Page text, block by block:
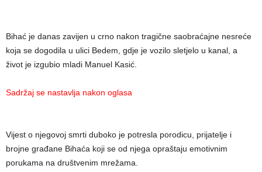
Bihać je danas zavijen u crno nakon tragične saobraćajne nesreće
koja se dogodila u ulici Bedem, gdje je vozilo sletjelo u kanal, a
život je izgubio mladi Manuel Kasić.
Sadržaj se nastavlja nakon oglasa
Vijest o njegovoj smrti duboko je potresla porodicu, prijatelje i
brojne građane Bihaća koji se od njega opraštaju emotivnim
porukama na društvenim mrežama.